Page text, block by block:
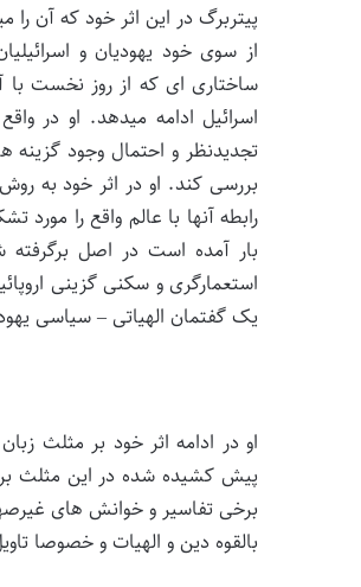
پیتربرگ در این اثر خود که آن را
از سوی خود یهودیان و
ساختاری ای که از روز نخست با
اسرائیل ادامه میدهد. او در
تجدیدنظر و احتمال وجود گزینه
بررسی کند. او در اثر خود به
رابطه آنها با عالم واقع را
بار آمده است در اصل
استعمارگری و سکنی گزینی
یک گفتمان الهیاتی – سیاسی
او در ادامه اثر خود بر مثلث
پیش کشیده شده در این مثلث
برخی تفاسیر و خوانش های
بالقوه دین و الهیات و خصوصا